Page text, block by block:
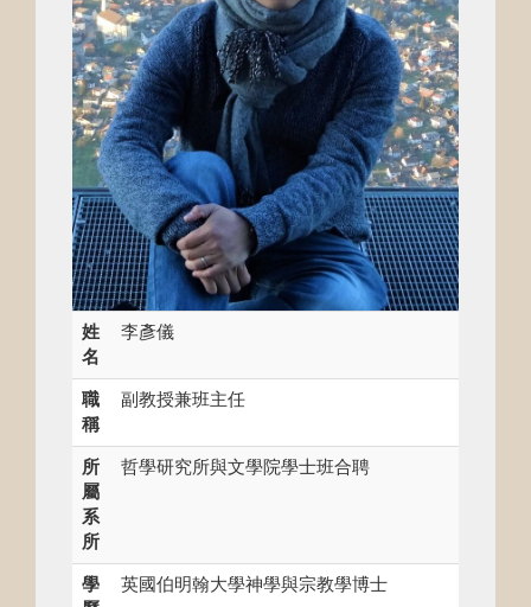
姓
名
李彥儀
職
稱
副教授兼班主任
所
屬
系
所
哲學研究所與文學院學士班合聘
學
英國伯明翰大學神學與宗教學博士